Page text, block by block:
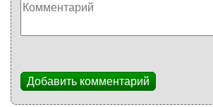
Добавить комментарий